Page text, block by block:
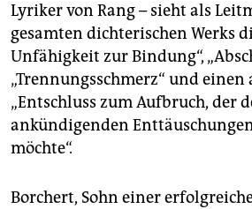
Lyriker von Rang – sieht als
gesamten dichterischen Werks
Unfähigkeit zur Bindung“,
„Trennungsschmerz“ und
„Entschluss zum Aufbruch, der
ankündigenden
möchte“.
Borchert, Sohn einer